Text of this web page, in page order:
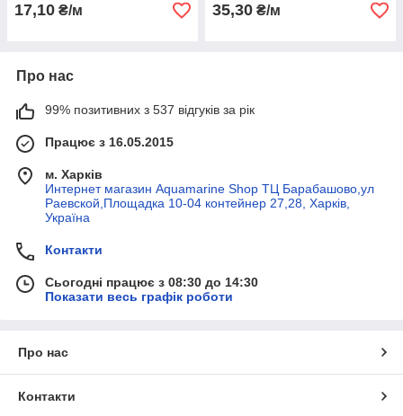
17,10 ₴/м 35,30 ₴/м
Про нас
99% позитивних з 537 відгуків за рік
Працює з 16.05.2015
м. Харків
Интернет магазин Aquamarine Shop ТЦ Барабашово,ул
Раевской,Площадка 10-04 контейнер 27,28, Харків,
Україна
Контакти
Сьогодні працює з 08:30 до 14:30
Показати весь графік роботи
Про нас
Контакти